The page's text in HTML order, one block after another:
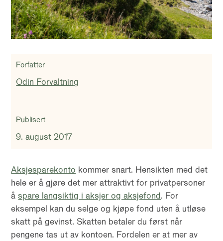
Forfatter
Odin Forvaltning
Publisert
9. august 2017
Aksjesparekonto kommer snart. Hensikten med det
hele er å gjøre det mer attraktivt for privatpersoner
åspare langsiktig i aksjer og aksjefond. For
eksempel kan du selge og kjøpe fond uten å utløse
skatt på gevinst. Skatten betaler du først når
pengene tas ut av kontoen. Fordelen er at mer av